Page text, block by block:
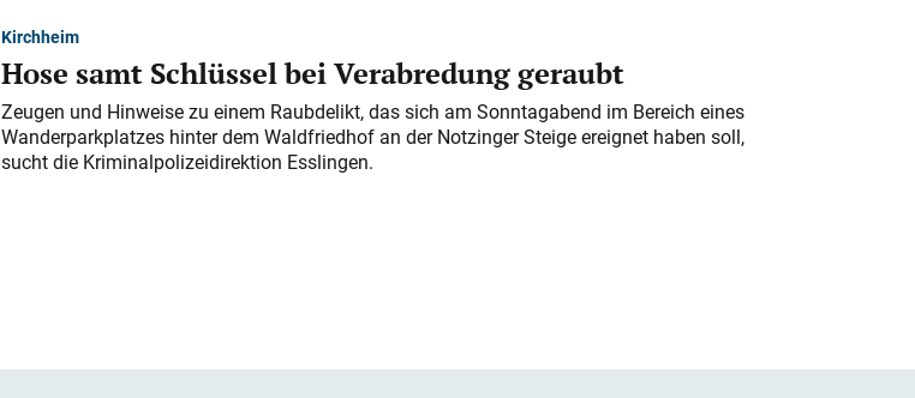
Kirchheim
Hose samt Schlüssel bei Verabredung geraubt
Zeugen und Hinweise zu einem Raubdelikt, das sich am Sonntagabend im Bereich eines
Wanderparkplatzes hinter dem Waldfriedhof an der Notzinger Steige ereignet haben soll,
sucht die Kriminalpolizeidirektion Esslingen.